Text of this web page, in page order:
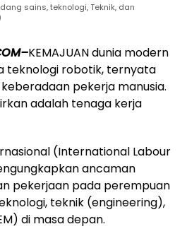
sains, teknologi, Teknik, dan
KEMAJUAN dunia modern
teknologi robotik, ternyata
pekerja manusia.
adalah tenaga kerja
(International Labour
ancaman
pekerjaan pada perempuan
teknik (engineering),
di masa depan.